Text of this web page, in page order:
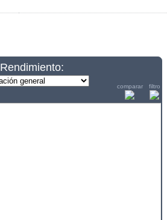
Rendimiento:
comparar filtro